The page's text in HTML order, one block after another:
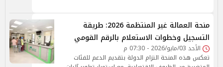
منحة العمالة غير المنتظمة 2026: طريقة
التسجيل وخطوات الاستعلام بالرقم القومي
الأحد 03/مايو/2026 - 07:30 م
تعكس هذه المنحة التزام الدولة بتقديم الدعم للفئات